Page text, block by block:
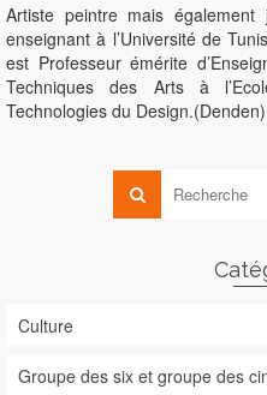
Artiste peintre mais
enseignant à l’Université de
est Professeur émérite
Techniques des Arts à
Technologies du
Culture
Groupe des six et groupe des